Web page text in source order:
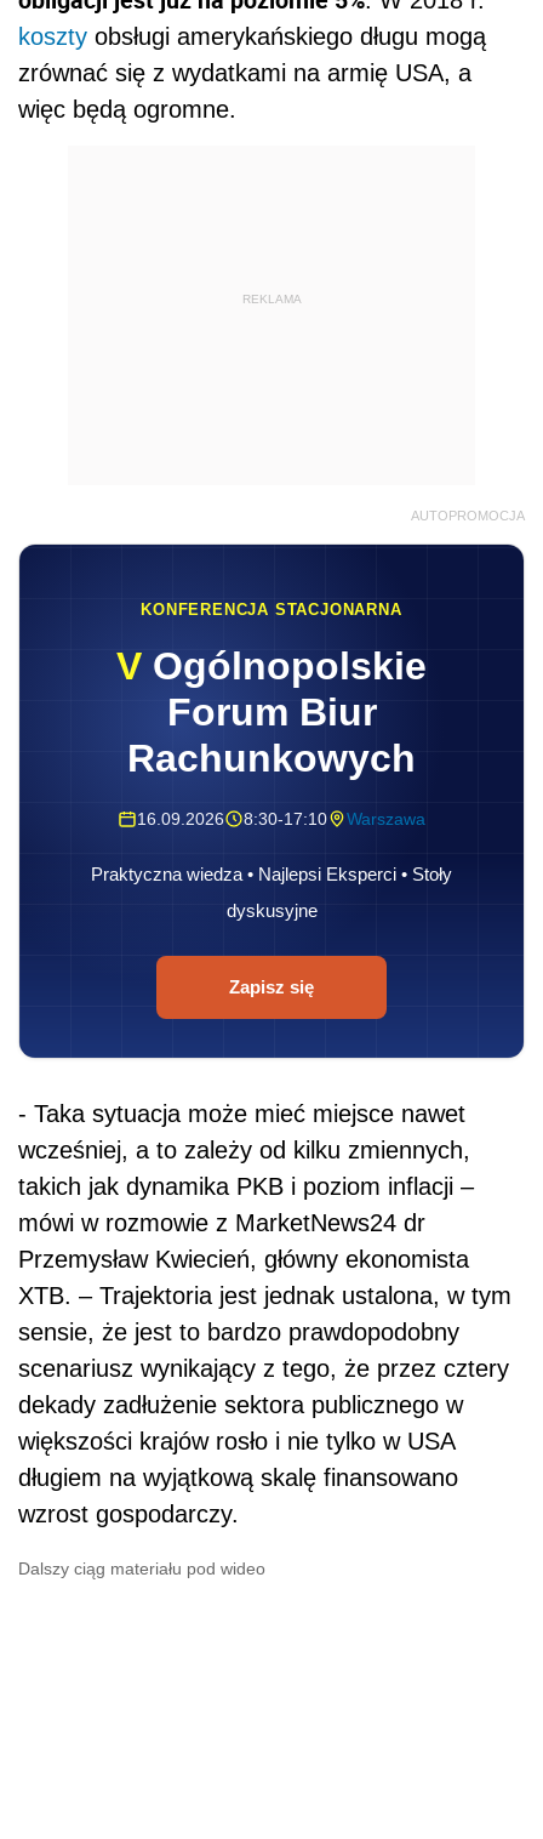
koszty obsługi amerykańskiego długu mogą
zrównać się z wydatkami na armię USA, a
więc będą ogromne.
REKLAMA
AUTOPROMOCJA
KONFERENCJA STACJONARNA
V Ogólnopolskie
Forum Biur
Rachunkowych
16.09.2026 8:30-17:10 Warszawa
Praktyczna wiedza • Najlepsi Eksperci • Stoły
dyskusyjne
Zapisz się
- Taka sytuacja może mieć miejsce nawet
wcześniej, a to zależy od kilku zmiennych,
takich jak dynamika PKB i poziom inflacji –
mówi w rozmowie z MarketNews24 dr
Przemysław Kwiecień, główny ekonomista
XTB. – Trajektoria jest jednak ustalona, w tym
sensie, że jest to bardzo prawdopodobny
scenariusz wynikający z tego, że przez cztery
dekady zadłużenie sektora publicznego w
większości krajów rosło i nie tylko w USA
długiem na wyjątkową skalę finansowano
wzrost gospodarczy.
Dalszy ciąg materiału pod wideo